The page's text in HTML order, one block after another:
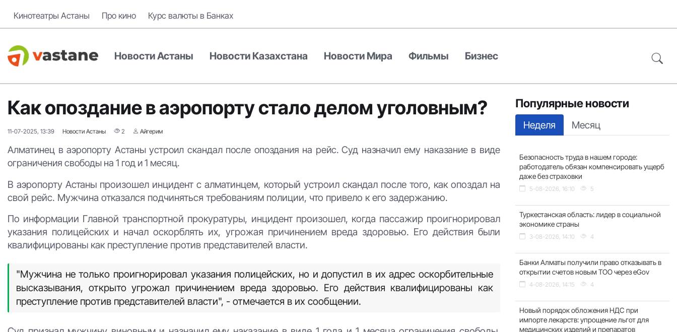
Кинотеатры Астаны Про кино Курс валюты в Банках
Новости Астаны Новости Казахстана Новости Мира Фильмы Бизнес
Как опоздание в аэропорту стало делом уголовным?
11-07-2025, 13:39 Новости Астаны 2 Айгерим
Алматинец в аэропорту Астаны устроил скандал после опоздания на рейс. Суд назначил ему наказание в виде
ограничения свободы на 1 год и 1 месяц.
В аэропорту Астаны произошел инцидент с алматинцем, который устроил скандал после того, как опоздал на
свой рейс. Мужчина отказался подчиняться требованиям полиции, что привело к его задержанию.
По информации Главной транспортной прокуратуры, инцидент произошел, когда пассажир проигнорировал
указания полицейских и начал оскорблять их, угрожая причинением вреда здоровью. Его действия были
квалифицированы как преступление против представителей власти.
"Мужчина не только проигнорировал указания полицейских, но и допустил в их адрес оскорбительные
высказывания, открыто угрожал причинением вреда здоровью. Его действия квалифицированы как
преступление против представителей власти", - отмечается в их сообщении.
Популярные новости
Неделя Месяц
Безопасность труда в нашем городе:
работодатель обязан компенсировать ущерб
даже без страховки
5-08-2026, 16:10 5
Туркестанская область: лидер в социальной
экономике страны
3-08-2026, 14:10 4
Банки Алматы получили право отказывать в
открытии счетов новым ТОО через eGov
4-08-2026, 14:15 4
Новый порядок обложения НДС при
импорте лекарств: упрощение льгот для
медицинских изделий и препаратов